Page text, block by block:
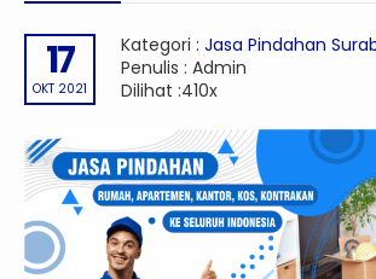
17
OKT 2021
Kategori : Jasa Pindahan
Penulis : Admin
Dilihat :410x